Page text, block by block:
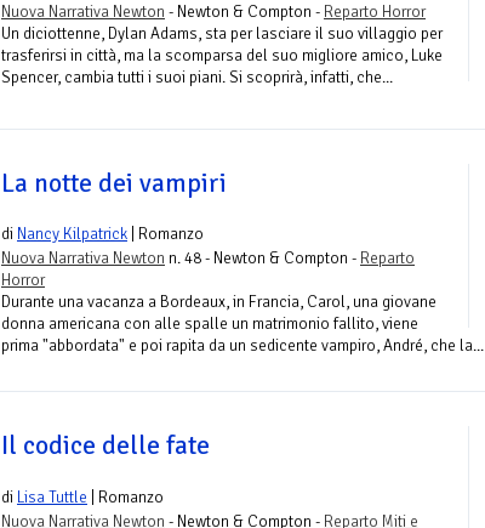
Nuova Narrativa Newton - Newton & Compton - Reparto Horror
Un diciottenne, Dylan Adams, sta per lasciare il suo villaggio per
trasferirsi in città, ma la scomparsa del suo migliore amico, Luke
Spencer, cambia tutti i suoi piani. Si scoprirà, infatti, che...
La notte dei vampiri
di Nancy Kilpatrick | Romanzo
Nuova Narrativa Newton n. 48 - Newton & Compton - Reparto
Horror
Durante una vacanza a Bordeaux, in Francia, Carol, una giovane
donna americana con alle spalle un matrimonio fallito, viene
prima "abbordata" e poi rapita da un sedicente vampiro, André, che la...
Il codice delle fate
di Lisa Tuttle | Romanzo
Nuova Narrativa Newton - Newton & Compton - Reparto Miti e